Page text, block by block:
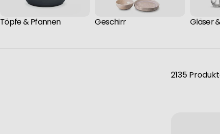
Töpfe & Pfannen Geschirr Gläser
2135